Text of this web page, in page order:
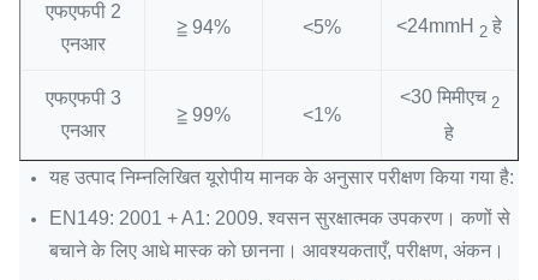
एफएफपी 2
एनआर
≧ 94% <5% <24mmH 2 हे
एफएफपी 3
एनआर
≧ 99% <1%
<30 मिमीएच 2
हे
यह उत्पाद निम्नलिखित यूरोपीय मानक के अनुसार परीक्षण किया गया है:
EN149: 2001 + A1: 2009. श्वसन सुरक्षात्मक उपकरण। कणों से
बचाने के लिए आधे मास्क को छानना। आवश्यकताएँ, परीक्षण, अंकन।